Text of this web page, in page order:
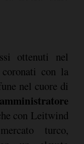
ottenuti nel
con la
nel cuore di
amministratore
con Leitwind
turco,